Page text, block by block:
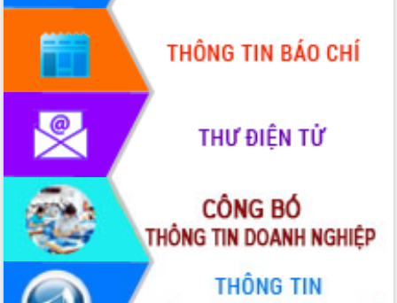
Hội nghị triển khai kết nối mạng
truyền số liệu chuyên dùng phục vụ cơ
quan Đảng, Nhà nước
Lễ phát động chuỗi hoạt động chung
Xã Ea Kar bước chuyển mình trong
công tác cải cách hành chính mô hình
UBND tỉnh họp báo định kỳ tháng 4
năm 2026
Hội thảo khoa học “Giải pháp thúc đẩy
phát triển nền kinh tế xanh tại tỉnh
Đắk Lắk”
Tăng cường giám sát, đôn đốc thực
hiện nhiệm vụ quản lý tài sản công
hàng tuần